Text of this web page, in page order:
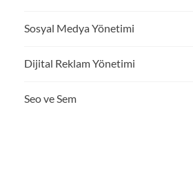
Sosyal Medya Yönetimi
Dijital Reklam Yönetimi
Seo ve Sem